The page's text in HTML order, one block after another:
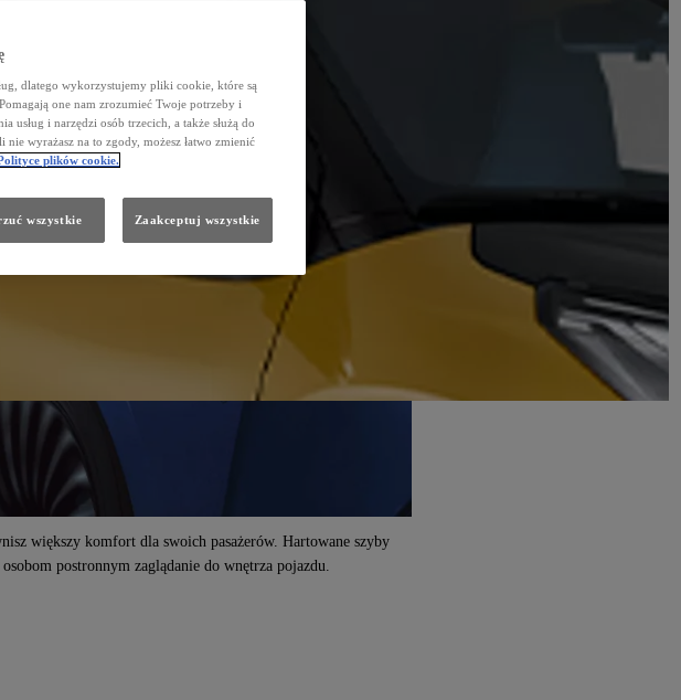
większy komfort dla swoich pasażerów. Hartowane szyby
postronnym zaglądanie do wnętrza pojazdu.
dlatego wykorzystujemy pliki cookie, które są
one nam zrozumieć Twoje potrzeby i
usług i narzędzi osób trzecich, a także służą do
wyrażasz na to zgody, możesz łatwo zmienić
plików cookie.
wszystkie Zaakceptuj wszystkie